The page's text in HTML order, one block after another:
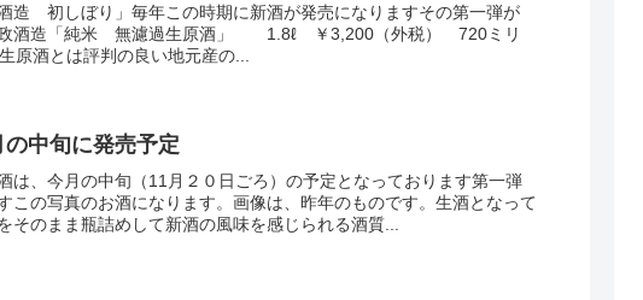
造 初しぼり」毎年この時期に新酒が発売になりますその第一弾が
政酒造「純米 無濾過生原酒」 1.8ℓ ￥3,200（外税） 720ミリ
原酒とは評判の良い地元産の...
中旬に発売予定
は、今月の中旬（11月２０日ごろ）の予定となっております第一弾
この写真のお酒になります。画像は、昨年のものです。生酒となって
そのまま瓶詰めして新酒の風味を感じられる酒質...